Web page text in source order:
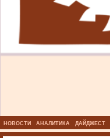
НОВОСТИ АНАЛИТИКА ДАЙДЖЕСТ